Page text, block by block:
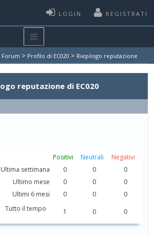
LOGIN REGISTRATI
Forum > Profilo di EC020 > Riepilogo reputazione
reputazione di EC020
Positivi Neutrali
Negativi
Ultima settimana
0 0
0
Ultimo mese
0 0
0
Ultimi 6 mesi
0 0
0
Tutto il tempo
1 0 0